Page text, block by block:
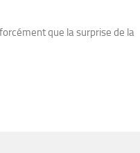
que la surprise de la